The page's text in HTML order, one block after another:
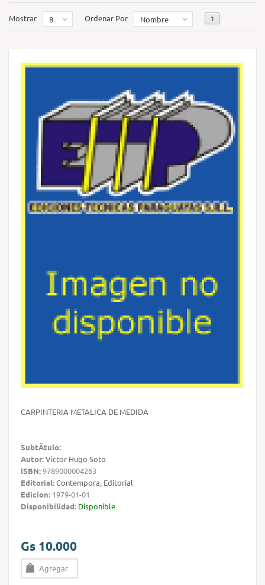
Mostrar 8 Ordenar Por Nombre 1
CARPINTERIA METALICA DE MEDIDA
SubtÃ­tulo:
Autor:Victor Hugo Soto
ISBN:9789000004263
Editorial:Contempora, Editorial
Edicion: 1979-01-01
Disponibilidad: Disponible
Gs 10.000
Agregar